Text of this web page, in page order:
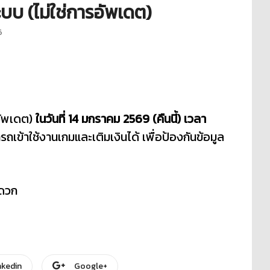
บ (ไม่ใช่การอัพเดต)
เดต)ในวันที่ 14 มกราคม 2569 (คืนนี้) เวลา
ถเข้าใช้งานเกมและเติมเงินได้ เพื่อป้องกันข้อมูล
วก
Google+